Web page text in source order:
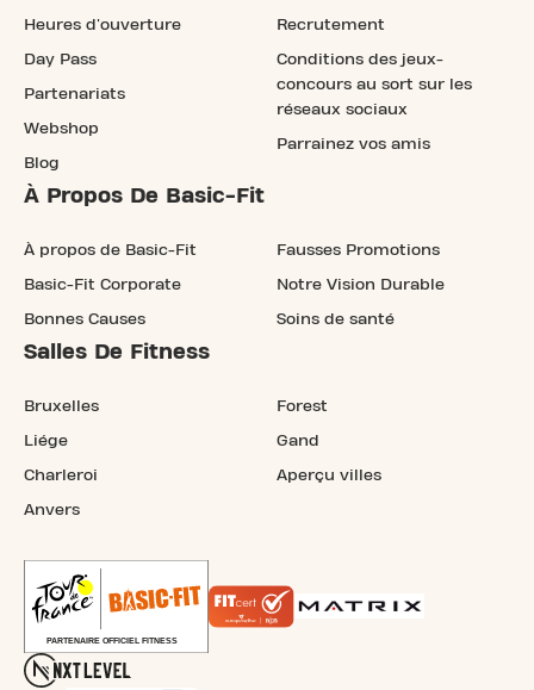
Heures d'ouverture
Day Pass
Partenariats
Webshop
Blog
Recrutement
Conditions des jeux-
concours au sort sur les
réseaux sociaux
Parrainez vos amis
À Propos De Basic-Fit
À propos de Basic-Fit
Basic-Fit Corporate
Bonnes Causes
Fausses Promotions
Notre Vision Durable
Soins de santé
Salles De Fitness
Bruxelles
Liége
Charleroi
Anvers
Forest
Gand
Aperçu villes